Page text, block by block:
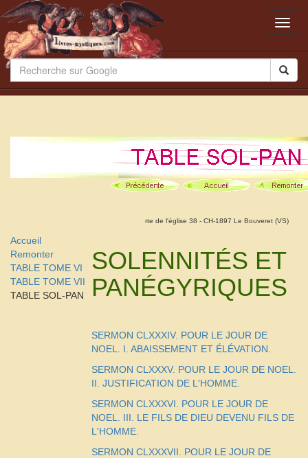
rte de l'église 38 - CH-1897 Le Bouveret (VS)
Accueil
Remonter
TABLE TOME VI
TABLE TOME VII
TABLE SOL-PAN
SOLENNITÉS ET
PANÉGYRIQUES
SERMON CLXXXIV. POUR LE JOUR DE
NOEL. I. ABAISSEMENT ET ÉLÉVATION.
SERMON CLXXXV. POUR LE JOUR DE NOEL.
II. JUSTIFICATION DE L'HOMME.
SERMON CLXXXVI. POUR LE JOUR DE
NOEL. III. LE FILS DE DIEU DEVENU FILS DE
L'HOMME.
SERMON CLXXXVII. POUR LE JOUR DE